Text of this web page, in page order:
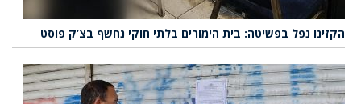
הקזינו נפל בפשיטה: בית הימורים בלתי חוקי נחשף בצ’ק פוסט